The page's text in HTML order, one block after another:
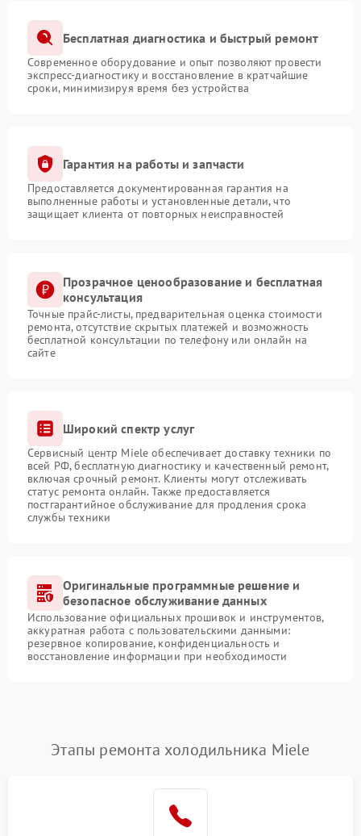
Бесплатная диагностика и быстрый ремонт
Современное оборудование и опыт позволяют провести
экспресс-диагностику и восстановление в кратчайшие
сроки, минимизируя время без устройства
Гарантия на работы и запчасти
Предоставляется документированная гарантия на
выполненные работы и установленные детали, что
защищает клиента от повторных неисправностей
Прозрачное ценообразование и бесплатная
консультация
Точные прайс-листы, предварительная оценка стоимости
ремонта, отсутствие скрытых платежей и возможность
бесплатной консультации по телефону или онлайн на
сайте
Широкий спектр услуг
Сервисный центр Miele обеспечивает доставку техники по
всей РФ, бесплатную диагностику и качественный ремонт,
включая срочный ремонт. Клиенты могут отслеживать
статус ремонта онлайн. Также предоставляется
постгарантийное обслуживание для продления срока
службы техники
Оригинальные программные решение и
безопасное обслуживание данных
Использование официальных прошивок и инструментов,
аккуратная работа с пользовательскими данными:
резервное копирование, конфиденциальность и
восстановление информации при необходимости
Этапы ремонта холодильника Miele